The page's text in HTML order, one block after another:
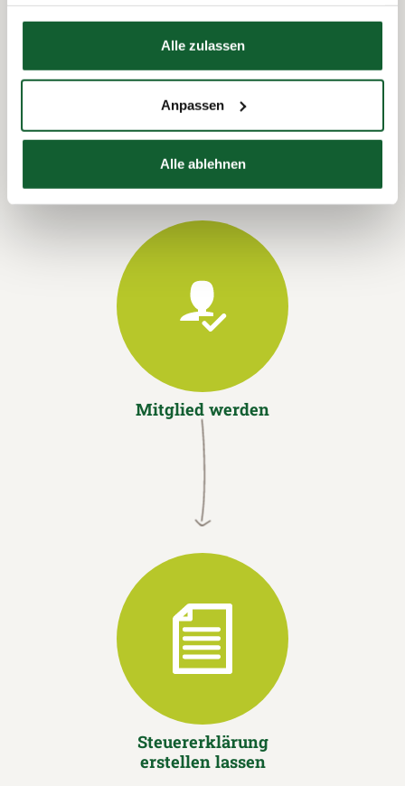
Datenschutzerklärung
Alle zulassen
Anpassen
Alle ablehnen
Termin vereinbaren
Mitglied werden
Steuererklärung
erstellen lassen